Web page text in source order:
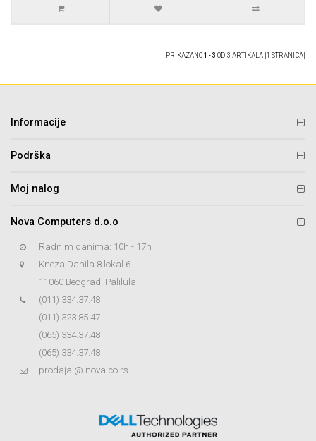
PRIKAZANO1 - 3 OD 3 ARTIKALA [1 STRANICA]
Informacije
Podrška
Moj nalog
Nova Computers d.o.o
Radnim danima: 10h - 17h
Kneza Danila 8 lokal 6
11060 Beograd, Palilula
(011) 334.37.48
(011) 323.85.47
(065) 334.37.48
(065) 334.37.48
prodaja @ nova.co.rs